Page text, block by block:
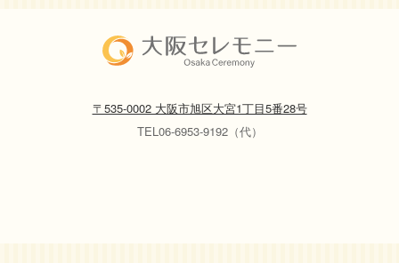
〒535-0002 大阪市旭区大宮1丁目5番28号
TEL06-6953-9192（代）